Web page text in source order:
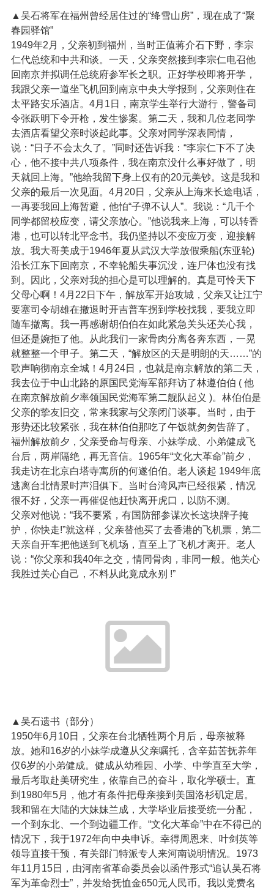
▲吴石将军在福州曾经居住过的“绛雪山房”，现在成了“聚
春园驿馆”
1949年2月，父亲初到福州，当时正值蒋介石下野，李宗
仁代总统和中共和谈。一天，父亲突然接到李宗仁电召他
回南京并拟调任总统府参军长之职。正好学校即将开学，
我跟父亲一道坐飞机回到南京中央大学报到，父亲则住在
太平路安乐酒店。4月1日，南京学生举行大游行，警备司
令张跃明下令开枪，发生惨案。第二天，我和几位老同学
去酒店看望父亲时谈起此事。父亲对同学深表同情，
说：“日子不会太久了。”同时还告诉我：“李宗仁下不了决
心，他不接中共八项条件，我在南京没什么事好做了，明
天就回上海。”他给我留下身上仅有的20元美钞。这是我和
父亲的最后一次见面。4月20日，父亲从上海来长途电话，
一再要我回上海暂避，他怕“子弹不认人”。我说：“几千个
同学都留校应变，请父亲放心。”他说我来上海，可以转香
港，也可以转北平念书。我仍坚持以不变应万变，迎接解
放。我大哥美成于1946年夏从武汉大学放假乘船(东亚轮)
沿长江东下回南京，不幸轮船失事沉没，连尸体也没有找
到。因此，父亲对我的担心是可以理解的。真是可怜天下
父母心啊！4月22日下午，解放军开始攻城，父亲又让江宁
要塞司令胡雄在撤退时开吉普车拐到学校找我，要我立即
随车撤离。我一再感谢胡伯伯在如此紧急关头还关心我，
但还是婉拒了他。从此我们一家骨肉分离各奔东西，一晃
就整整一个甲子。第二天，“解放区的天是明朗的天……”的
歌声响彻南京全城！4月24日，也就是南京解放的第二天，
我去位于中山北路的原国民党海军部拜访了林遵伯伯 ( 他
在南京解放前夕率领国民党海军第二舰队起义 )。林伯伯是
父亲的挚友旧交，常来我家与父亲闭门谈事。当时，由于
形势还比较紧张，我在林伯伯那吃了午饭就匆匆告辞了。
福州解放前夕，父亲受命与母亲、小妹学成、小弟健成飞
台后，两岸隔绝，再无音信。1965年“文化大革命”前夕，
我走访在北京白塔寺寓所的何遂伯伯。老人谈起 1949年底
逃离台北情景时声泪俱下。当时台湾风声已经很紧，情况
很不好，父亲一再催促他赶快离开虎口，以防不测。
父亲对他说：“我不要紧，有国防部参谋次长这块牌子掩
护，你快走!”就这样，父亲替他买了去香港的飞机票，第二
天亲自开车把他送到飞机场，直至上了飞机才离开。老人
说：“你父亲和我40年之交，情同骨肉，非同一般。他关心
我胜过关心自己，不料从此竟成永别 !”
▲吴石遗书（部分）
1950年6月10日，父亲在台北牺牲两个月后，母亲被释
放。她和16岁的小妹学成遵从父亲嘱托，含辛茹苦抚养年
仅6岁的小弟健成。健成从幼稚园、小学、中学直至大学，
最后考取赴美研究生，依靠自己的奋斗，取化学硕士。直
到1980年5月，他才有条件把母亲接到美国洛杉矶定居。
我和留在大陆的大妹妹兰成，大学毕业后接受统一分配，
一个到东北、一个到边疆工作。“文化大革命”中在不得已的
情况下，我于1972年向中央申诉。幸得周恩来、叶剑英等
领导直接干预，有关部门特派专人来河南说明情况。1973
年11月15日，由河南省革命委员会以函件形式“追认吴石将
军为革命烈士”，并发给抚恤金650元人民币。我以党费名